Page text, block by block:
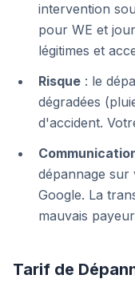
intervention
pour WE et
légitimes et
Risque : le
dégradées
d'accident.
dépannage
Google. La
mauvais
Tarif de